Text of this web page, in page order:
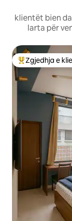
klientët bien
larta për
Më të mirat e
Zgjedhja e